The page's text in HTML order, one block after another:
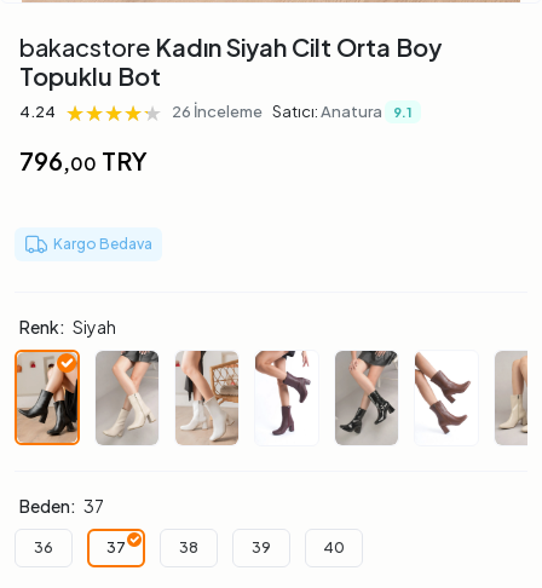
bakacstore Kadın Siyah Cilt Orta Boy
Topuklu Bot
4.24 ★★★★★
★★★★★
★★★★★ 26 İnceleme Satıcı:Anatura 9.1
796,00 TRY
Kargo Bedava
Renk: Siyah
Beden: 37
36 37 38 39 40